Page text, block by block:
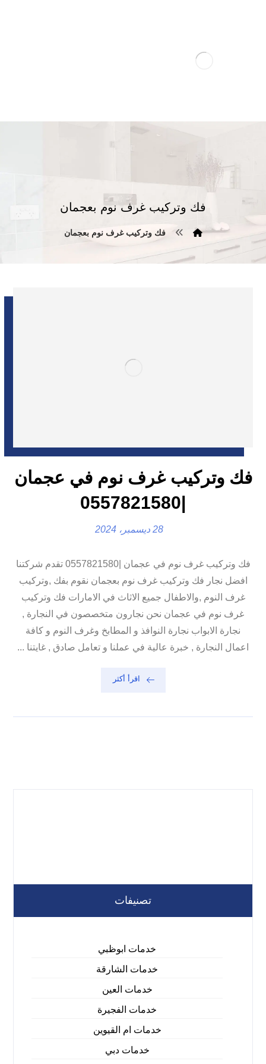
فك وتركيب غرف نوم بعجمان
فك وتركيب غرف نوم بعجمان
فك وتركيب غرف نوم في عجمان
|0557821580
28 ديسمبر، 2024
فك وتركيب غرف نوم في عجمان |0557821580 تقدم شركتنا
افضل نجار فك وتركيب غرف نوم بعجمان نقوم بفك ,وتركيب
غرف النوم ,والاطفال جميع الاثاث في الامارات فك وتركيب
غرف نوم في عجمان نحن نجارون متخصصون في النجارة ,
نجارة الابواب نجارة النوافذ و المطابخ وغرف النوم و كافة
اعمال النجارة , خبرة عالية في عملنا و تعامل صادق , غايتنا ...
اقرأ أكثر
تصنيفات
خدمات ابوظبي
خدمات الشارقة
خدمات العين
خدمات الفجيرة
خدمات ام القيوين
خدمات دبي